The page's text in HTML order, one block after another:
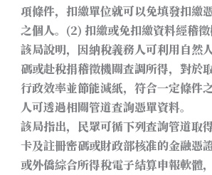
項條件，扣繳單位就可以免填發扣繳
之個人。(2) 扣繳或免扣繳資料經稽
該局說明，因納稅義務人可利用自然
碼或赴稅捐稽徵機關查調所得，對於
行政效率並節能減紙，符合一定條件
人可透過相關管道查詢憑單資料。
該局指出，民眾可循下列查詢管道取
卡及註冊密碼或財政部核准的金融憑
或外僑綜合所得稅電子結算申報軟體